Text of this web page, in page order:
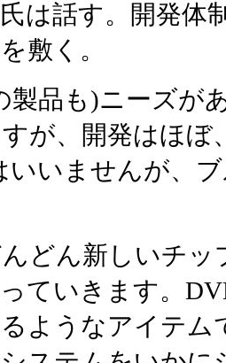
は話す。開発体
敷く。
製品も)ニーズが
が、開発はほぼ
いいませんが、
どん新しいチッ
ていきます。
ようなアイテム